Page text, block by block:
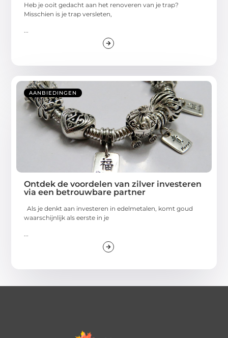
Heb je ooit gedacht aan het renoveren van je trap?
Misschien is je trap versleten,
...
AANBIEDINGEN
Ontdek de voordelen van zilver investeren
via een betrouwbare partner
Als je denkt aan investeren in edelmetalen, komt goud
waarschijnlijk als eerste in je
...